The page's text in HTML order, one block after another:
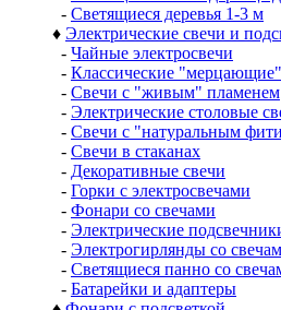
- Светящиеся деревья 1-3 м
♦ Электрические свечи и
- Чайные электросвечи
- Классические
- Свечи с "живым" пламенем
- Электрические столовые
- Свечи с "натуральным
- Свечи в стаканах
- Декоративные свечи
- Горки с электросвечами
- Фонари со свечами
- Электрические
- Электрогирлянды со
- Светящиеся панно со
- Батарейки и адаптеры